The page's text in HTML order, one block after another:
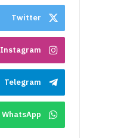
Twitter
Instagram
Telegram
WhatsApp